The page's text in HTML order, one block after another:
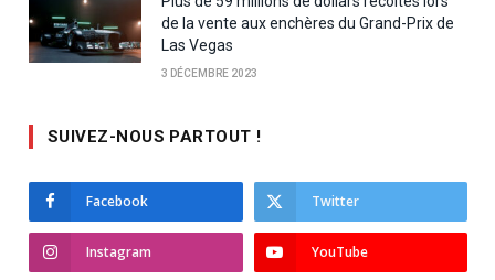
de la vente aux enchères du Grand-Prix de
Las Vegas
3 DÉCEMBRE 2023
SUIVEZ-NOUS PARTOUT !
Facebook Twitter
Instagram YouTube